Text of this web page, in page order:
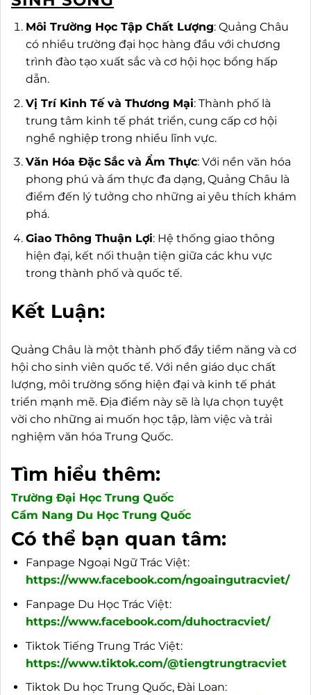
Môi Trường Học Tập Chất Lượng: Quảng Châu
có nhiều trường đại học hàng đầu với chương
trình đào tạo xuất sắc và cơ hội học bổng hấp
dẫn.
Vị Trí Kinh Tế và Thương Mại: Thành phố là
trung tâm kinh tế phát triển, cung cấp cơ hội
nghề nghiệp trong nhiều lĩnh vực.
Văn Hóa Đặc Sắc và Ẩm Thực: Với nền văn hóa
phong phú và ẩm thực đa dạng, Quảng Châu là
điểm đến lý tưởng cho những ai yêu thích khám
phá.
Giao Thông Thuận Lợi: Hệ thống giao thông
hiện đại, kết nối thuận tiện giữa các khu vực
trong thành phố và quốc tế.
Kết Luận:
Quảng Châu là một thành phố đầy tiềm năng và cơ
hội cho sinh viên quốc tế. Với nền giáo dục chất
lượng, môi trường sống hiện đại và kinh tế phát
triển mạnh mẽ. Địa điểm này sẽ là lựa chọn tuyệt
vời cho những ai muốn học tập, làm việc và trải
nghiệm văn hóa Trung Quốc.
Tìm hiểu thêm:
Trường Đại Học Trung Quốc
Cẩm Nang Du Học Trung Quốc
Có thể bạn quan tâm:
Fanpage Ngoại Ngữ Trác Việt:
https://www.facebook.com/ngoaingutracviet/
Fanpage Du Học Trác Việt:
https://www.facebook.com/duhoctracviet/
Tiktok Tiếng Trung Trác Việt:
https://www.tiktok.com/@tiengtrungtracviet
Tiktok Du học Trung Quốc, Đài Loan: